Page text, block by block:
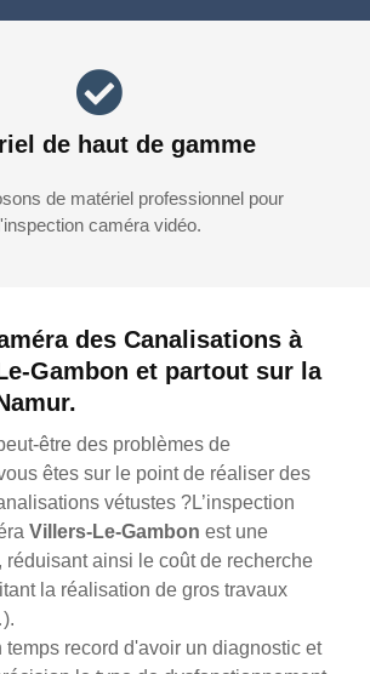
des Canalisations à
Gambon et partout sur la
être des problèmes de
êtes sur le point de réaliser des
vétustes ?L’inspection
Villers-Le-Gambon est une
réduisant ainsi le coût de recherche
la réalisation de gros travaux
temps record d'avoir un diagnostic et
de haut de gamme
de matériel professionnel pour
caméra vidéo.